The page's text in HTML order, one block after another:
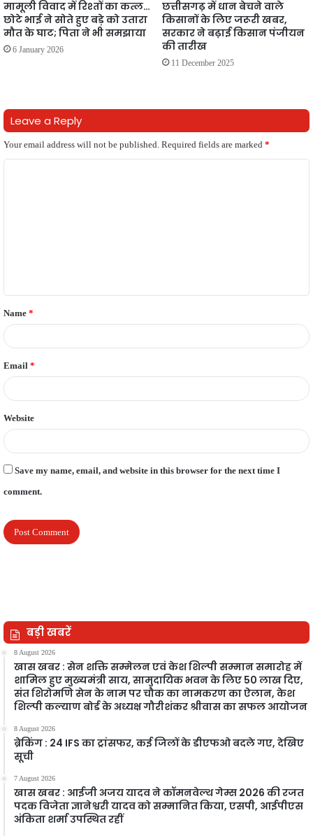
मामूली विवाद में रिश्तों का कत्ल…
छोटे भाई ने सोते हुए बड़े को उतारा
मौत के घाट; पिता ने भी समझाया
6 January 2026
छत्तीसगढ़ में धान बेचने वाले
किसानों के लिए जरूरी खबर,
सरकार ने बढ़ाई किसान पंजीयन
की तारीख
11 December 2025
Leave a Reply
Your email address will not be published. Required fields are marked *
t
*
Name *
Email *
Website
Save my name, email, and website in this browser for the next time I
comment.
बड़ी खबरें
8 August 2026
खास खबर : सेन शक्ति सम्मेलन एवं केश शिल्पी सम्मान समारोह में
शामिल हुए मुख्यमंत्री साय, सामुदायिक भवन के लिए 50 लाख दिए,
संत शिरोमणि सेन के नाम पर चौक का नामकरण का ऐलान, केश
शिल्पी कल्याण बोर्ड के अध्यक्ष गौरीशंकर श्रीवास का सफल आयोजन
8 August 2026
ब्रेकिंग : 24 IFS का ट्रांसफर, कई जिलों के डीएफओ बदले गए, देखिए
सूची
7 August 2026
खास खबर : आईजी अजय यादव ने कॉमनवेल्थ गेम्स 2026 की रजत
पदक विजेता ज्ञानेश्वरी यादव को सम्मानित किया, एसपी, आईपीएस
अंकिता शर्मा उपस्थित रहीं